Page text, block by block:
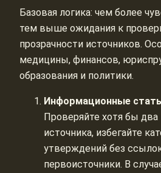
Базовая логика: чем более
тем выше ожидания к
прозрачности источников.
медицины, финансов,
образования и политики.
Информационные
Проверяйте хотя бы
источника, избегайте
утверждений без
первоисточники. В